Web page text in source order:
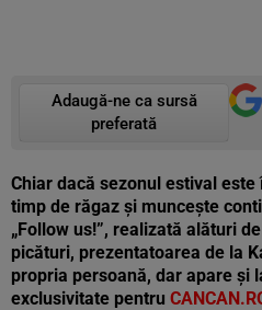
Adaugă-ne ca sursă
preferată
Chiar dacă sezonul estival
timp de răgaz și muncește
„Follow us!”, realizată alături
picături, prezentatoarea de la
propria persoană, dar apare și
exclusivitate pentru